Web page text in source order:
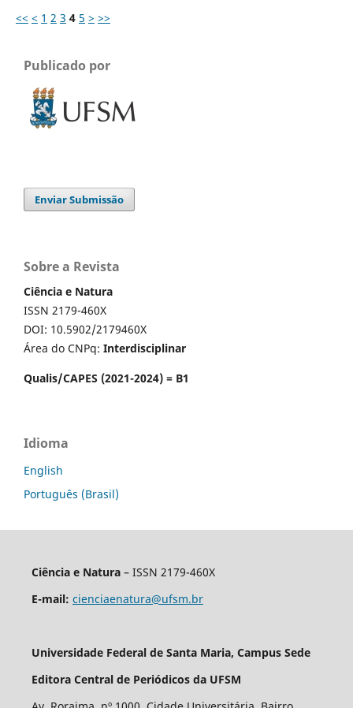
<< < 1 2 3 4 5 > >>
Publicado por
Enviar Submissão
Sobre a Revista
Ciência e Natura
ISSN 2179-460X
DOI: 10.5902/2179460X
Área do CNPq: Interdisciplinar
Qualis/CAPES (2021-2024) = B1
Idioma
English
Português (Brasil)
Ciência e Natura – ISSN 2179-460X
E-mail: cienciaenatura@ufsm.br
Universidade Federal de Santa Maria, Campus Sede
Editora Central de Periódicos da UFSM